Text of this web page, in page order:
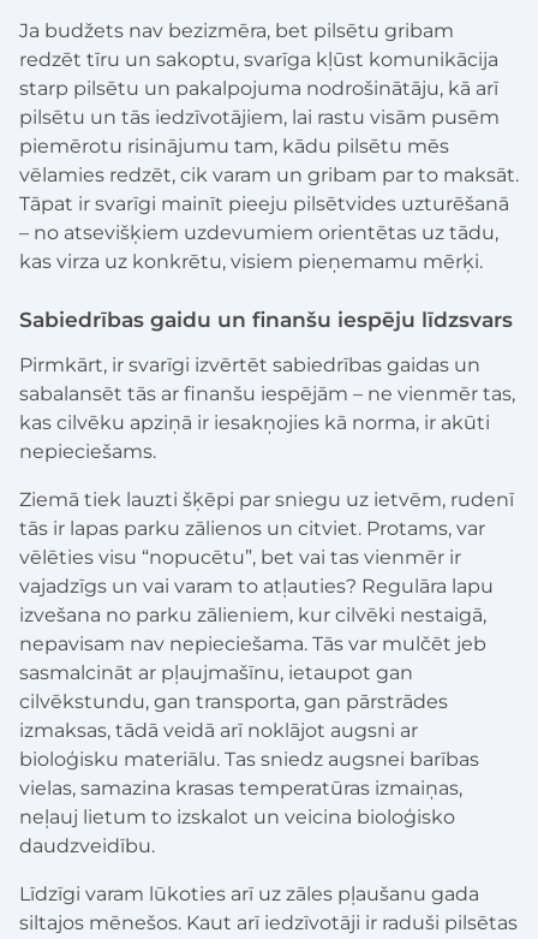
Ja budžets nav bezizmēra, bet pilsētu gribam
redzēt tīru un sakoptu, svarīga kļūst komunikācija
starp pilsētu un pakalpojuma nodrošinātāju, kā arī
pilsētu un tās iedzīvotājiem, lai rastu visām pusēm
piemērotu risinājumu tam, kādu pilsētu mēs
vēlamies redzēt, cik varam un gribam par to maksāt.
Tāpat ir svarīgi mainīt pieeju pilsētvides uzturēšanā
– no atsevišķiem uzdevumiem orientētas uz tādu,
kas virza uz konkrētu, visiem pieņemamu mērķi.
Sabiedrības gaidu un finanšu iespēju līdzsvars
Pirmkārt, ir svarīgi izvērtēt sabiedrības gaidas un
sabalansēt tās ar finanšu iespējām – ne vienmēr tas,
kas cilvēku apziņā ir iesakņojies kā norma, ir akūti
nepieciešams.
Ziemā tiek lauzti šķēpi par sniegu uz ietvēm, rudenī
tās ir lapas parku zālienos un citviet. Protams, var
vēlēties visu “nopucētu”, bet vai tas vienmēr ir
vajadzīgs un vai varam to atļauties? Regulāra lapu
izvešana no parku zālieniem, kur cilvēki nestaigā,
nepavisam nav nepieciešama. Tās var mulčēt jeb
sasmalcināt ar pļaujmašīnu, ietaupot gan
cilvēkstundu, gan transporta, gan pārstrādes
izmaksas, tādā veidā arī noklājot augsni ar
bioloģisku materiālu. Tas sniedz augsnei barības
vielas, samazina krasas temperatūras izmaiņas,
neļauj lietum to izskalot un veicina bioloģisko
daudzveidību.
Līdzīgi varam lūkoties arī uz zāles pļaušanu gada
siltajos mēnešos. Kaut arī iedzīvotāji ir raduši pilsētas